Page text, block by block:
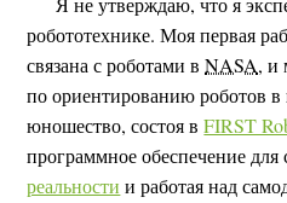
робототехнике. Моя первая
связана с роботами вNASA, и
по ориентированию роботов в
юношество, состоя вFIRST
программное обеспечение
реальности и работая над